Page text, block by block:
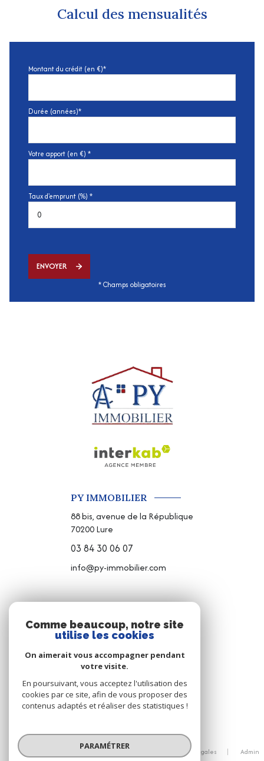
Calcul des mensualités
Montant du crédit (en €)*
Durée (années)*
Votre apport (en €) *
Taux d'emprunt (%) *
ENVOYER
* Champs obligatoires
PY IMMOBILIER
88 bis, avenue de la République
70200Lure
03 84 30 06 07
info@py-immobilier.com
NOUS SUIVRE
© 2026 | Tous droits réservés
Nos partenaires Mentions légales
Admin
Comme beaucoup, notre site
utilise les cookies
On aimerait vous accompagner pendant
votre visite.
En poursuivant, vous acceptez l'utilisation des
cookies par ce site, afin de vous proposer des
contenus adaptés et réaliser des statistiques !
PARAMÉTRER